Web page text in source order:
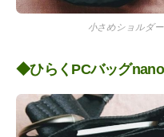
小さめショルダ
◆ひらくPCバッグ